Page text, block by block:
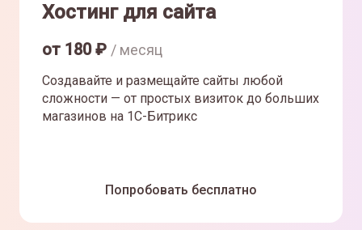
Хостинг для сайта
от 180₽ / месяц
Создавайте и размещайте сайты любой
сложности — от простых визиток до больших
магазинов на 1С-Битрикс
Попробовать бесплатно